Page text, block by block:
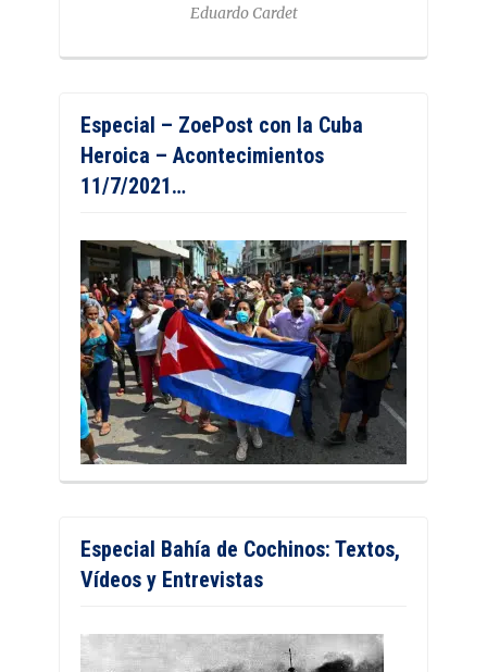
Eduardo Cardet
Especial – ZoePost con la Cuba
Heroica – Acontecimientos
11/7/2021…
Especial Bahía de Cochinos: Textos,
Vídeos y Entrevistas